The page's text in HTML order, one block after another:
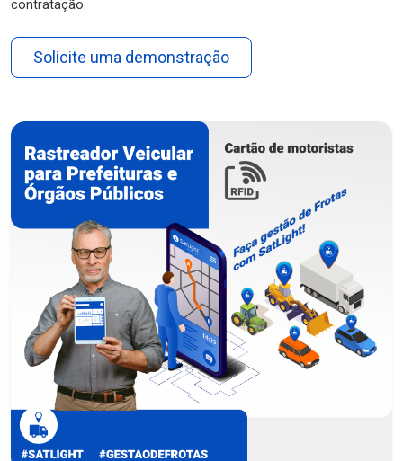
contratação.
Solicite uma demonstração